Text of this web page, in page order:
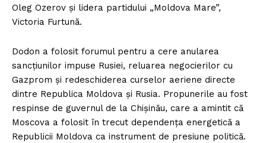
Oleg Ozerov și lidera partidului „Moldova Mare”,
Victoria Furtună.
Dodon a folosit forumul pentru a cere anularea
sancțiunilor impuse Rusiei, reluarea negocierilor cu
Gazprom și redeschiderea curselor aeriene directe
dintre Republica Moldova și Rusia. Propunerile au fost
respinse de guvernul de la Chișinău, care a amintit că
Moscova a folosit în trecut dependența energetică a
Republicii Moldova ca instrument de presiune politică.